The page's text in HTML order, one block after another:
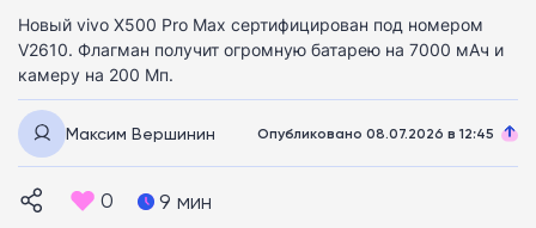
Новый vivo X500 Pro Max сертифицирован под номером
V2610. Флагман получит огромную батарею на 7000 мАч и
камеру на 200 Мп.
Максим Вершинин Опубликовано 08.07.2026 в 12:45
0 9 мин